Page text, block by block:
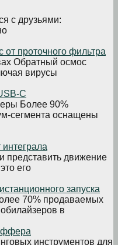
с друзьями:
проточного фильтра
Обратный осмос
вирусы
C
Более 90%
сегмента оснащены
представить движение
его
запуска
70% продаваемых
в
инструментов для